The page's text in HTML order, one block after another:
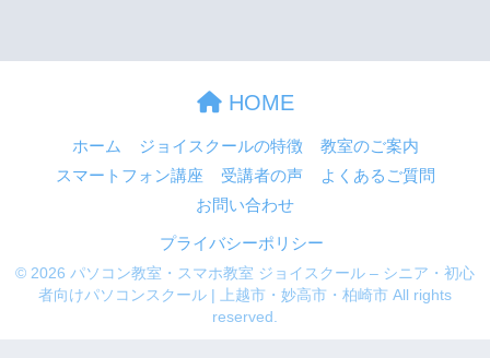
HOME
ホーム ジョイスクールの特徴
教室のご案内
スマートフォン講座
受講者の声
よくあるご質問
お問い合わせ
プライバシーポリシー
© 2026 パソコン教室・スマホ教室 ジョイスクール – シニア・初心
者向けパソコンスクール | 上越市・妙高市・柏崎市 All rights
reserved.